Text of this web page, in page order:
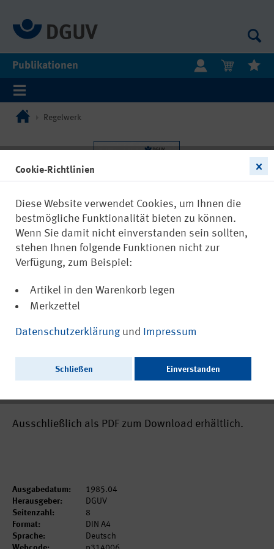
Publikationen
Regelwerk
DGUV Grundsatz 314-006
Schwimmfähigkeits- und
Kentersicherheitsnachweisen für
Ausschließlich als PDF zum Download erhältlich.
Ausgabedatum:
1985.04
Herausgeber:
DGUV
Seitenzahl:
8
Format:
DIN A4
Sprache:
Deutsch
Cookie-Richtlinien
Diese Website verwendet Cookies, um Ihnen die
bestmögliche Funktionalität bieten zu können.
Wenn Sie damit nicht einverstanden sein sollten,
stehen Ihnen folgende Funktionen nicht zur
Verfügung, zum Beispiel:
Artikel in den Warenkorb legen
Merkzettel
Datenschutzerklärung und Impressum
Schließen Einverstanden